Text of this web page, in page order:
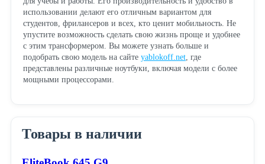
использовании делают его отличным вариантом для
студентов, фрилансеров и всех, кто ценит мобильность. Не
упустите возможность сделать свою жизнь проще и удобнее
с этим трансформером. Вы можете узнать больше и
подобрать свою модель на сайте yablokoff.net, где
представлены различные ноутбуки, включая модели с более
мощными процессорами.
Товары в наличии